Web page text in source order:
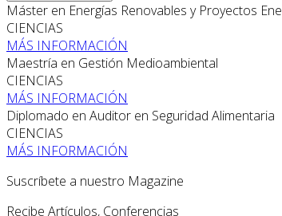
Máster en Energías Renovables y Proyectos
CIENCIAS
MÁS INFORMACIÓN
Maestría en Gestión Medioambiental
CIENCIAS
MÁS INFORMACIÓN
Diplomado en Auditor en Seguridad Alimentaria
CIENCIAS
MÁS INFORMACIÓN
Suscríbete a nuestro Magazine
Recibe Artículos, Conferencias